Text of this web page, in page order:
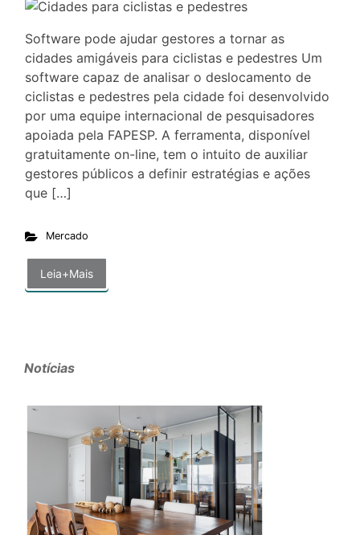
Software pode ajudar gestores a tornar as
cidades amigáveis para ciclistas e pedestres Um
software capaz de analisar o deslocamento de
ciclistas e pedestres pela cidade foi desenvolvido
por uma equipe internacional de pesquisadores
apoiada pela FAPESP. A ferramenta, disponível
gratuitamente on-line, tem o intuito de auxiliar
gestores públicos a definir estratégias e ações
que […]
Mercado
Leia+Mais
Notícias